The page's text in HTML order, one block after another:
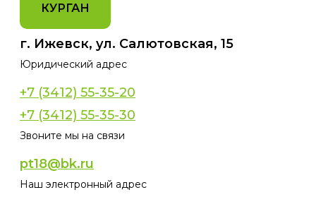
КУРГАН
г. Ижевск, ул. Салютовская, 15
Юридический адрес
+7 (3412) 55-35-20
+7 (3412) 55-35-30
Звоните мы на связи
pt18@bk.ru
Наш электронный адрес